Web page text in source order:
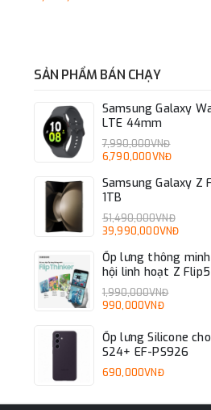
SẢN PHẨM BÁN CHẠY
Samsung Galaxy
LTE 44mm
7,990,000VNĐ
6,790,000VNĐ
Samsung Galaxy Z
1TB
51,490,000VNĐ
39,990,000VNĐ
Ốp lưng thông minh
hội linh hoạt Z Flip5
FPF731HICAW
1,990,000VNĐ
990,000VNĐ
Ốp lưng Silicone
S24+ EF-PS926
690,000VNĐ